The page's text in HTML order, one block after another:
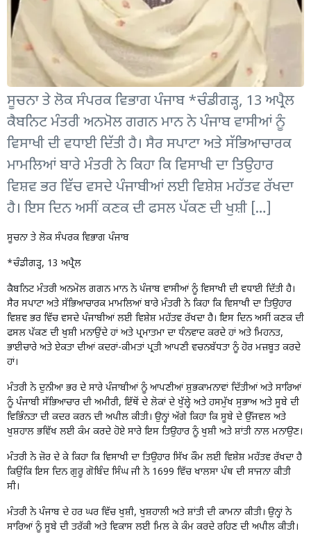
ਸੂਚਨਾ ਤੇ ਲੋਕ ਸੰਪਰਕ ਵਿਭਾਗ ਪੰਜਾਬ *ਚੰਡੀਗੜ੍ਹ, 13 ਅਪ੍ਰੈਲ
ਕੈਬਨਿਟ ਮੰਤਰੀ ਅਨਮੋਲ ਗਗਨ ਮਾਨ ਨੇ ਪੰਜਾਬ ਵਾਸੀਆਂ ਨੂੰ
ਵਿਸਾਖੀ ਦੀ ਵਧਾਈ ਦਿੱਤੀ ਹੈ। ਸੈਰ ਸਪਾਟਾ ਅਤੇ ਸੱਭਿਆਚਾਰਕ
ਮਾਮਲਿਆਂ ਬਾਰੇ ਮੰਤਰੀ ਨੇ ਕਿਹਾ ਕਿ ਵਿਸਾਖੀ ਦਾ ਤਿਉਹਾਰ
ਵਿਸ਼ਵ ਭਰ ਵਿੱਚ ਵਸਦੇ ਪੰਜਾਬੀਆਂ ਲਈ ਵਿਸ਼ੇਸ਼ ਮਹੱਤਵ ਰੱਖਦਾ
ਹੈ। ਇਸ ਦਿਨ ਅਸੀਂ ਕਣਕ ਦੀ ਫਸਲ ਪੱਕਣ ਦੀ ਖੁਸ਼ੀ […]
ਸੂਚਨਾ ਤੇ ਲੋਕ ਸੰਪਰਕ ਵਿਭਾਗ ਪੰਜਾਬ
*ਚੰਡੀਗੜ੍ਹ, 13 ਅਪ੍ਰੈਲ
ਕੈਬਨਿਟ ਮੰਤਰੀ ਅਨਮੋਲ ਗਗਨ ਮਾਨ ਨੇ ਪੰਜਾਬ ਵਾਸੀਆਂ ਨੂੰ ਵਿਸਾਖੀ ਦੀ ਵਧਾਈ ਦਿੱਤੀ ਹੈ।
ਸੈਰ ਸਪਾਟਾ ਅਤੇ ਸੱਭਿਆਚਾਰਕ ਮਾਮਲਿਆਂ ਬਾਰੇ ਮੰਤਰੀ ਨੇ ਕਿਹਾ ਕਿ ਵਿਸਾਖੀ ਦਾ ਤਿਉਹਾਰ
ਵਿਸ਼ਵ ਭਰ ਵਿੱਚ ਵਸਦੇ ਪੰਜਾਬੀਆਂ ਲਈ ਵਿਸ਼ੇਸ਼ ਮਹੱਤਵ ਰੱਖਦਾ ਹੈ। ਇਸ ਦਿਨ ਅਸੀਂ ਕਣਕ ਦੀ
ਫਸਲ ਪੱਕਣ ਦੀ ਖੁਸ਼ੀ ਮਨਾਉਂਦੇ ਹਾਂ ਅਤੇ ਪ੍ਰਮਾਤਮਾ ਦਾ ਧੰਨਵਾਦ ਕਰਦੇ ਹਾਂ ਅਤੇ ਮਿਹਨਤ,
ਭਾਈਚਾਰੇ ਅਤੇ ਏਕਤਾ ਦੀਆਂ ਕਦਰਾਂ-ਕੀਮਤਾਂ ਪ੍ਰਤੀ ਆਪਣੀ ਵਚਨਬੱਧਤਾ ਨੂੰ ਹੋਰ ਮਜ਼ਬੂਤ ਕਰਦੇ
ਹਾਂ।
ਮੰਤਰੀ ਨੇ ਦੁਨੀਆ ਭਰ ਦੇ ਸਾਰੇ ਪੰਜਾਬੀਆਂ ਨੂੰ ਆਪਣੀਆਂ ਸ਼ੁਭਕਾਮਨਾਵਾਂ ਦਿੱਤੀਆਂ ਅਤੇ ਸਾਰਿਆਂ
ਨੂੰ ਪੰਜਾਬੀ ਸੱਭਿਆਚਾਰ ਦੀ ਅਮੀਰੀ, ਇੱਥੋਂ ਦੇ ਲੋਕਾਂ ਦੇ ਖੁੱਲ੍ਹੇ ਅਤੇ ਹਸਮੁੱਖ ਸੁਭਾਅ ਅਤੇ ਸੂਬੇ ਦੀ
ਵਿਭਿੰਨਤਾ ਦੀ ਕਦਰ ਕਰਨ ਦੀ ਅਪੀਲ ਕੀਤੀ। ਉਨ੍ਹਾਂ ਅੱਗੇ ਕਿਹਾ ਕਿ ਸੂਬੇ ਦੇ ਉੱਜਵਲ ਅਤੇ
ਖੁਸ਼ਹਾਲ ਭਵਿੱਖ ਲਈ ਕੰਮ ਕਰਦੇ ਹੋਏ ਸਾਰੇ ਇਸ ਤਿਉਹਾਰ ਨੂੰ ਖੁਸ਼ੀ ਅਤੇ ਸ਼ਾਂਤੀ ਨਾਲ ਮਨਾਉਣ।
ਮੰਤਰੀ ਨੇ ਜ਼ੋਰ ਦੇ ਕੇ ਕਿਹਾ ਕਿ ਵਿਸਾਖੀ ਦਾ ਤਿਉਹਾਰ ਸਿੱਖ ਕੌਮ ਲਈ ਵਿਸ਼ੇਸ਼ ਮਹੱਤਵ ਰੱਖਦਾ ਹੈ
ਕਿਉਂਕਿ ਇਸ ਦਿਨ ਗੁਰੂ ਗੋਬਿੰਦ ਸਿੰਘ ਜੀ ਨੇ 1699 ਵਿੱਚ ਖਾਲਸਾ ਪੰਥ ਦੀ ਸਾਜਨਾ ਕੀਤੀ
ਸੀ।
ਮੰਤਰੀ ਨੇ ਪੰਜਾਬ ਦੇ ਹਰ ਘਰ ਵਿੱਚ ਖੁਸ਼ੀ, ਖੁਸ਼ਹਾਲੀ ਅਤੇ ਸ਼ਾਂਤੀ ਦੀ ਕਾਮਨਾ ਕੀਤੀ। ਉਨ੍ਹਾਂ ਨੇ
ਸਾਰਿਆਂ ਨੂੰ ਸੂਬੇ ਦੀ ਤਰੱਕੀ ਅਤੇ ਵਿਕਾਸ ਲਈ ਮਿਲ ਕੇ ਕੰਮ ਕਰਦੇ ਰਹਿਣ ਦੀ ਅਪੀਲ ਕੀਤੀ।